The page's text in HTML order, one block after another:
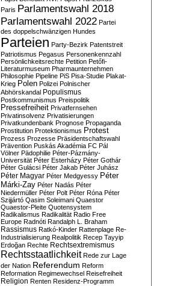
Paris Parlamentswahl 2018
Parlamentswahl 2022 Partei
des doppelschwänzigen Hundes
Parteien Party-Bezirk Patentstreit
Patriotismus Pegasus Personenkennzahl
Persönlichkeitsrechte Petition Petőfi-
Literaturmuseum Pharmaunternehmen
Philosophie Pipeline PiS Pisa-Studie Plakat-
Krieg Polen Polizei Polnischer
Abhörskandal Populismus
Postkommunismus Preispolitik
Pressefreiheit Privatfernsehen
Privatinsolvenz Privatisierungen
Privatkundenbank Prognose Propaganda
Prostitution Protektionismus Protest
Prozess Prozesse Präsidentschaftswahl
Prävention Puskás Akadémia FC Pál
Völner Pädophilie Péter-Pázmány-
Universität Péter Esterházy Péter Gothár
Péter Gulácsi Péter Jakab Péter Juhász
Péter Magyar Péter Medgyessy Péter
Márki-Zay Péter Nadás Péter
Niedermüller Péter Polt Péter Róna Péter
Szijjártó Qasim Soleimani Quaestor
Quaestor-Pleite Quotensystem
Radikalismus Radikalität Radio Free
Europe Radnóti Randalph L. Braham
Rassismus Ratkó-Kinder Rattenplage Re-
Industrialisierung Realpolitik Recep Tayyip
Erdoğan Rechte Rechtsextremismus
Rechtsstaatlichkeit Rede zur Lage
der Nation Referendum Reform
Reformation Regimewechsel Reisefreiheit
Religion Renten Residenz-Programm